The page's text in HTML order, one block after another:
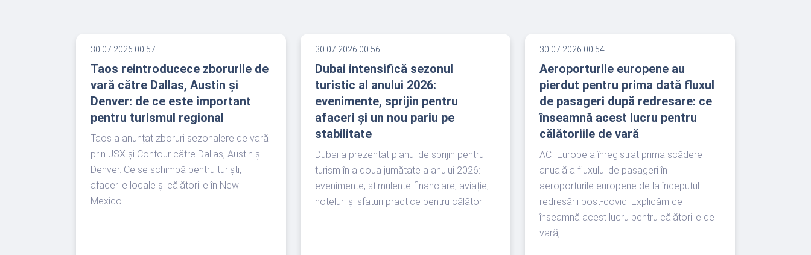
30.07.2026 00:57
Taos reintroducece zborurile de
vară către Dallas, Austin și
Denver: de ce este important
pentru turismul regional
Taos a anunțat zboruri sezonalere de vară
prin JSX și Contour către Dallas, Austin și
Denver. Ce se schimbă pentru turiști,
afacerile locale și călătoriile în New
Mexico.
30.07.2026 00:56
Dubai intensifică sezonul
turistic al anului 2026:
evenimente, sprijin pentru
afaceri și un nou pariu pe
stabilitate
Dubai a prezentat planul de sprijin pentru
turism în a doua jumătate a anului 2026:
evenimente, stimulente financiare, aviație,
hoteluri și sfaturi practice pentru călători.
30.07.2026 00:54
Aeroporturile europene au
pierdut pentru prima dată fluxul
de pasageri după redresare: ce
înseamnă acest lucru pentru
călătoriile de vară
ACI Europe a înregistrat prima scădere
anuală a fluxului de pasageri în
aeroporturile europene de la începutul
redresării post-covid. Explicăm ce
înseamnă acest lucru pentru călătoriile de
vară,...